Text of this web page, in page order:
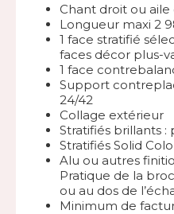
Chant droit ou aile
Longueur maxi 2
1 face stratifié
faces décor plus-
1 face
Support
24/42
Collage extérieur
Stratifiés brillants :
Stratifiés Solid
Alu ou autres
Pratique de la
ou au dos de
Minimum de